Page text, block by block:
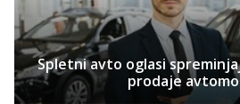
Spletni avto oglasi
prodaje